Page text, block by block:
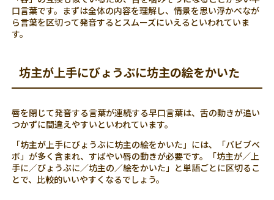
口言葉です。まずは全体の内容を理解し、情景を思い浮かべなが
ら言葉を区切って発音するとスムーズにいえるといわれていま
す。
坊主が上手にびょうぶに坊主の絵をかいた
唇を閉じて発音する言葉が連続する早口言葉は、舌の動きが追い
つかずに間違えやすいといわれています。
「坊主が上手にびょうぶに坊主の絵をかいた」には、「バビブベ
ボ」が多く含まれ、すばやい唇の動きが必要です。「坊主が／上
手に／びょうぶに／坊主の／絵をかいた」と単語ごとに区切るこ
とで、比較的いいやすくなるでしょう。